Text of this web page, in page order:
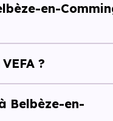
%
de l'accession et un
l’ancien
en-
?
Belbèze-en-